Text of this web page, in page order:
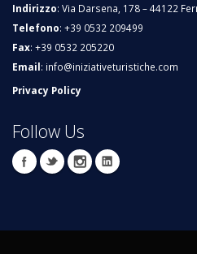
Indirizzo: Via Darsena, 178 – 44122
Telefono: +39 0532 209499
Fax: +39 0532 205220
Email: info@iniziativeturistiche.com
Privacy Policy
Follow Us